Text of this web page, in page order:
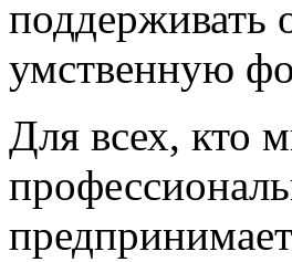
умственную
Для всех, кто